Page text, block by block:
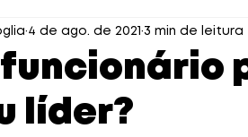
e Gestão de Pessoas
funcionário
líder?
4 de ago. de 2021 3 min de leitura